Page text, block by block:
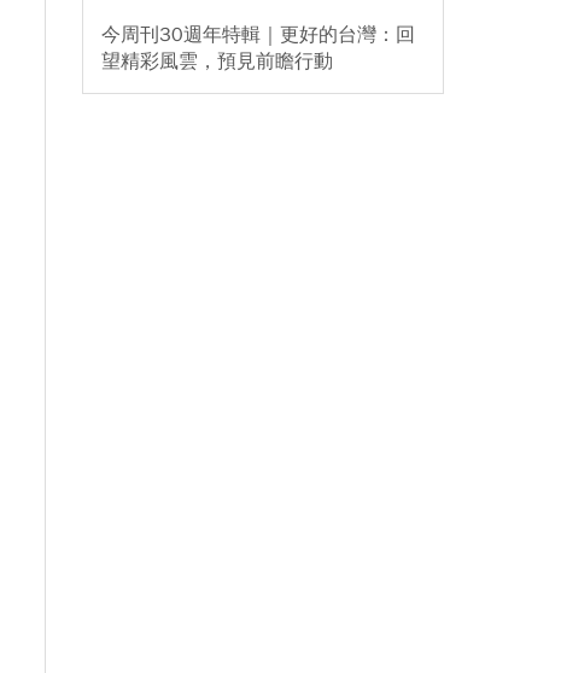
今周刊30週年特輯｜更好的台灣：回
望精彩風雲，預見前瞻行動